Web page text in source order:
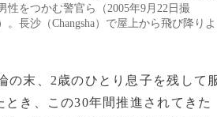
をつかむ警官ら（2005年9月22日撮
長沙（Changsha）で屋上から飛び降りよ
の末、2歳のひとり息子を残して
き、この30年間推進されてきた